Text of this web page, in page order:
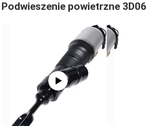
Podwieszenie powietrzne